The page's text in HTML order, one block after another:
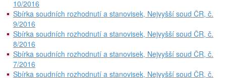
10/2016
Sbírka soudních rozhodnutí a stanovisek, Nejvyšší soud ČR, č.
9/2016
Sbírka soudních rozhodnutí a stanovisek, Nejvyšší soud ČR, č.
8/2016
Sbírka soudních rozhodnutí a stanovisek, Nejvyšší soud ČR, č.
7/2016
Sbírka soudních rozhodnutí a stanovisek, Nejvyšší soud ČR, č.